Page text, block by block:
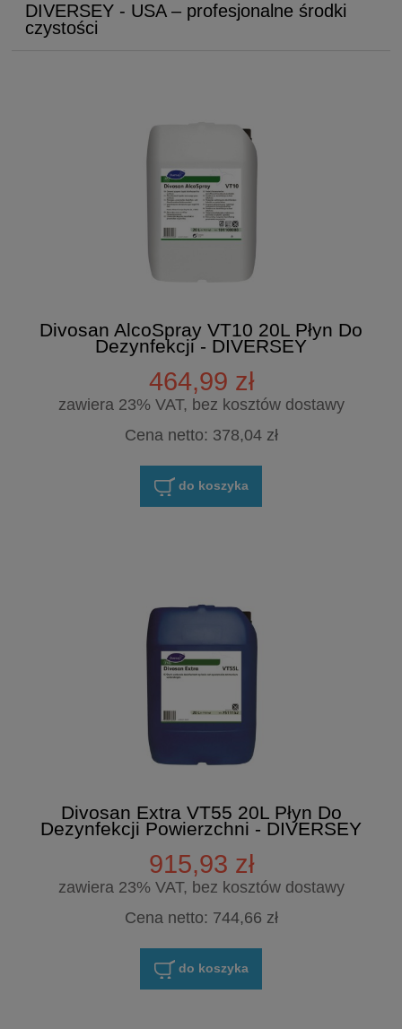
DIVERSEY - USA – profesjonalne środki
czystości
Divosan AlcoSpray VT10 20L Płyn Do
Dezynfekcji - DIVERSEY
464,99 zł
zawiera 23% VAT, bez kosztów dostawy
Cena netto: 378,04 zł
do koszyka
Divosan Extra VT55 20L Płyn Do
Dezynfekcji Powierzchni - DIVERSEY
915,93 zł
zawiera 23% VAT, bez kosztów dostawy
Cena netto: 744,66 zł
do koszyka